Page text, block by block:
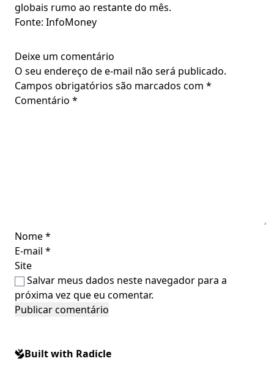
globais rumo ao restante do mês.
Fonte: InfoMoney
Deixe um comentário
O seu endereço de e-mail não será publicado.
Campos obrigatórios são marcados com *
Comentário *
Nome*
E-mail *
Site
Salvar meus dados neste navegador para a
próxima vez que eu comentar.
Built with Radicle